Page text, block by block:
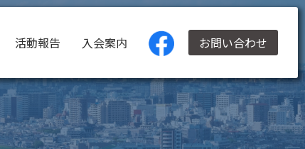
活動報告 入会案内 お問い合わせ